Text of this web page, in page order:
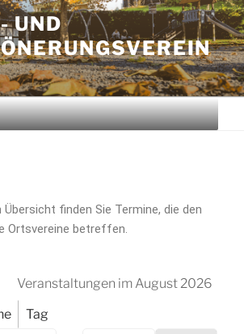
UND
finden Sie Termine, die den
Ortsvereine betreffen.
Veranstaltungen im August 2026
Tag